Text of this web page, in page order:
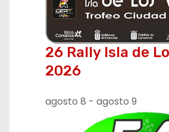
26 Rally Isla de
2026
agosto 8 - agosto 9